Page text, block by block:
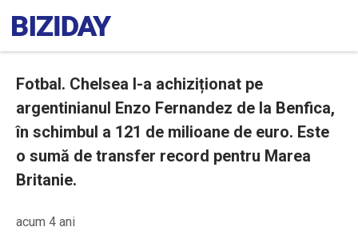
Fotbal. Chelsea l-a achiziționat pe
argentinianul Enzo Fernandez de la Benfica,
în schimbul a 121 de milioane de euro. Este
o sumă de transfer record pentru Marea
Britanie.
acum 4 ani